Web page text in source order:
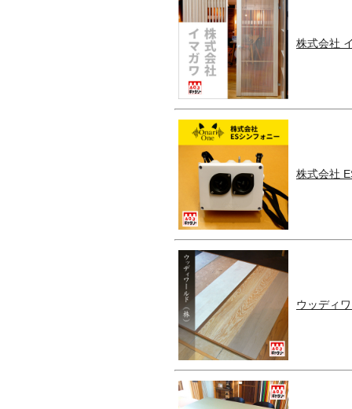
株式会社
株式会社
ウッディ